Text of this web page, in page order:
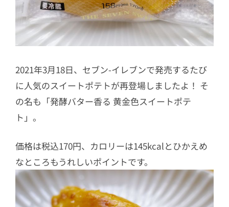
2021年3月18日、セブン-イレブンで発売するたび
に人気のスイートポテトが再登場しましたよ！ そ
の名も「発酵バター香る 黄金色スイートポテ
ト」。
価格は税込170円、カロリーは145kcalとひかえめ
なところもうれしいポイントです。